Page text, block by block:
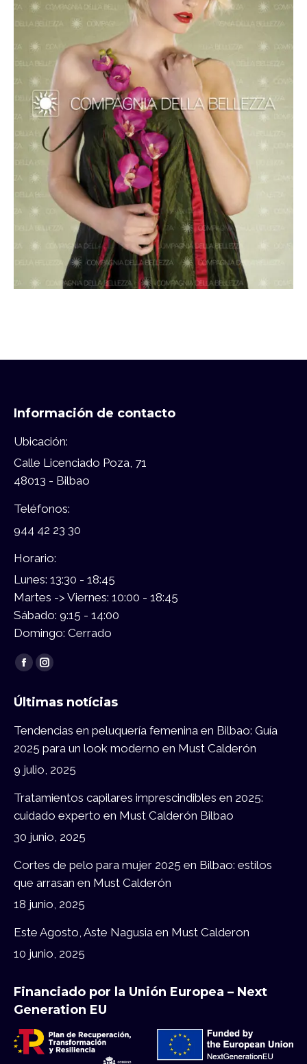
Información de contacto
Ubicación:
Calle Licenciado Poza, 71
48013 - Bilbao
Teléfonos:
944 42 23 30
Horario:
Lunes: 13:30 - 18:45
Martes -> Viernes: 10:00 - 18:45
Sábado: 9:15 - 14:00
Domingo: Cerrado
Encuéntranos en:
Facebook
opens
window
Instagram
opens
window
Últimas notícias
Tendencias en peluquería femenina en Bilbao: Guía
2025 para un look moderno en Must Calderón
9 julio, 2025
Tratamientos capilares imprescindibles en 2025:
cuidado experto en Must Calderón Bilbao
30 junio, 2025
Cortes de pelo para mujer 2025 en Bilbao: estilos
que arrasan en Must Calderón
18 junio, 2025
Este Agosto, Aste Nagusia en Must Calderon
10 junio, 2025
Financiado por la Unión Europea – Next
Generation EU